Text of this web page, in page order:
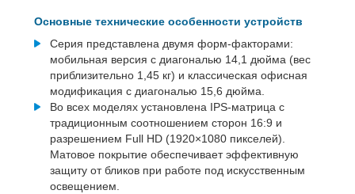
Основные технические особенности устройств
Серия представлена двумя форм-факторами:
мобильная версия с диагональю 14,1 дюйма (вес
приблизительно 1,45 кг) и классическая офисная
модификация с диагональю 15,6 дюйма.
Во всех моделях установлена IPS-матрица с
традиционным соотношением сторон 16:9 и
разрешением Full HD (1920×1080 пикселей).
Матовое покрытие обеспечивает эффективную
защиту от бликов при работе под искусственным
освещением.